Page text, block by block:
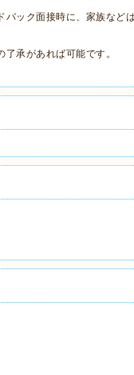
バック面接時に、家族など
承があれば可能です。